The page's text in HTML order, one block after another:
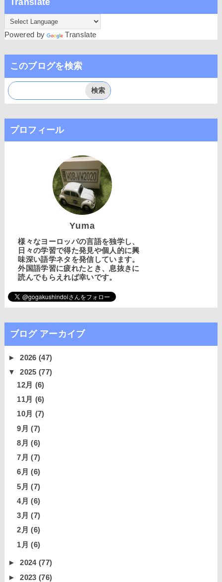
Translate
Powered by Translate
このブログを検索
プロフィール
Yuma
様々なヨーロッパの言語を独学し、
日々の学習で得た発見や個人的に興
味深い語学ネタを発信しています。
外国語学習に疲れたとき、息抜きに
読んでもらえれば幸いです。
ブログ アーカイブ
►2026(47)
▼2025(77)
12月 (6)
11月 (6)
10月 (7)
9月(7)
8月(6)
7月(7)
6月(6)
5月(7)
4月(6)
3月(7)
2月(6)
1月(6)
►2024(77)
►2023(76)